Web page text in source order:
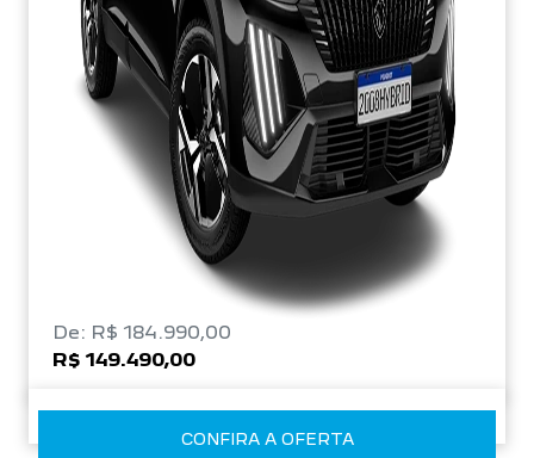
De: R$ 184.990,00
R$ 149.490,00
CONFIRA A OFERTA